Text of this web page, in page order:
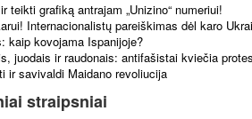
teikti grafiką antrajam „Unizino“ numeriui!
Internacionalistų pareiškimas dėl karo
kaip kovojama Ispanijoje?
juodais ir raudonais: antifašistai kviečia
ir savivaldi Maidano revoliucija
straipsniai